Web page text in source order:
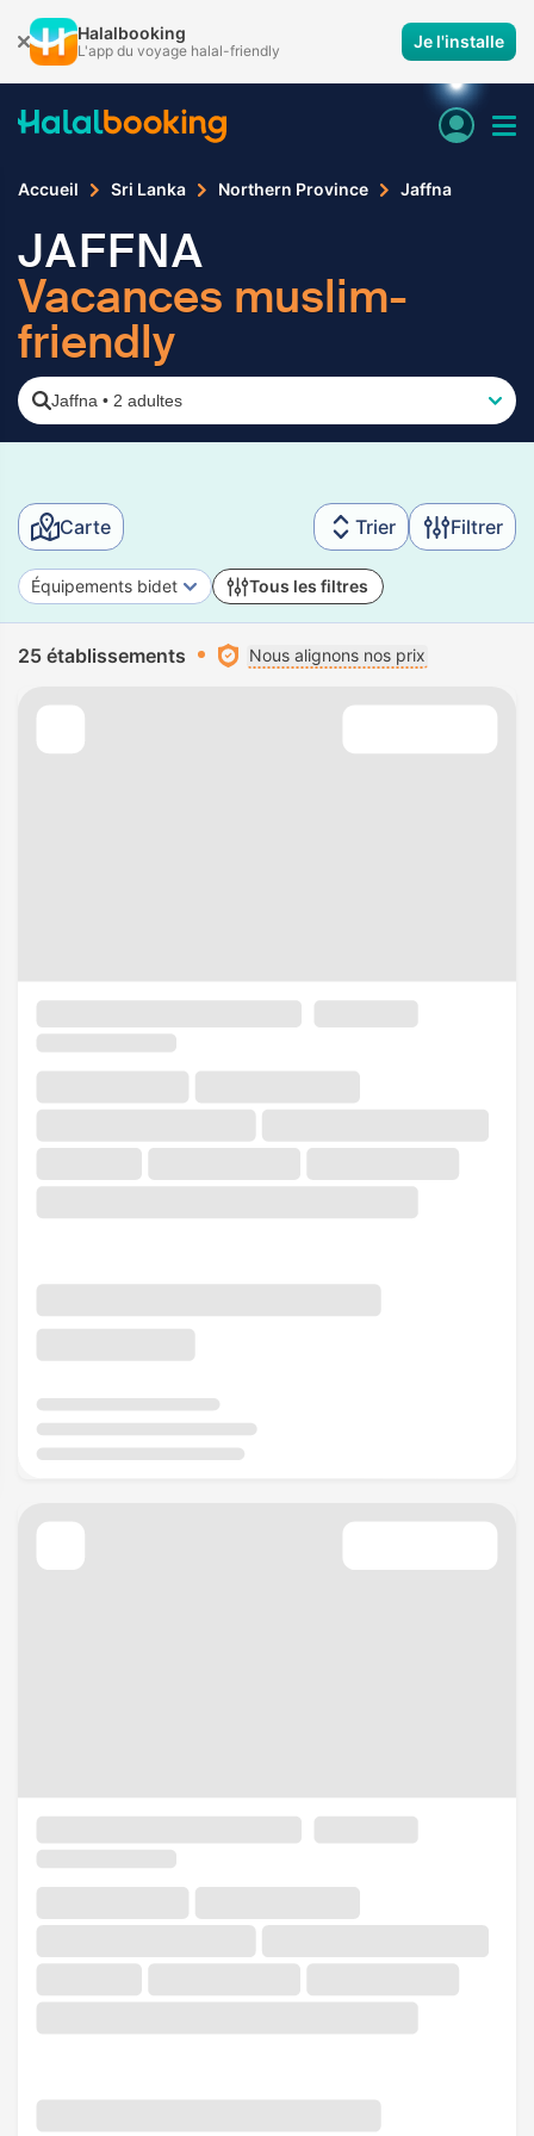
Halalbooking
L'app du voyage halal-friendly Je l'installe
Accueil Sri Lanka Northern Province Jaffna
JAFFNA
Vacances muslim-
friendly
Jaffna • 2 adultes
Carte Trier Filtrer
Équipements bidet Tous les filtres
25 établissements Nous alignons nos prix